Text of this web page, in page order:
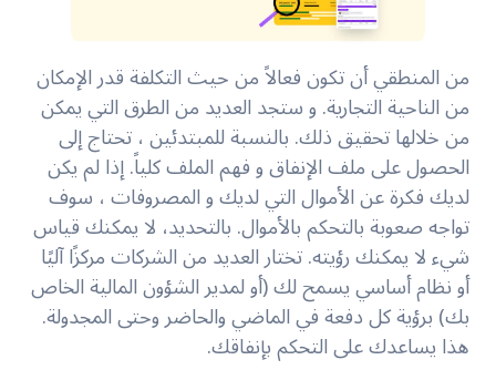
من المنطقي أن تكون فعالاً من حيث التكلفة قدر الإمكان
من الناحية التجارية. و ستجد العديد من الطرق التي يمكن
من خلالها تحقيق ذلك. بالنسبة للمبتدئين ، تحتاج إلى
الحصول على ملف الإنفاق و فهم الملف كلياً. إذا لم يكن
لديك فكرة عن الأموال التي لديك و المصروفات ، سوف
تواجه صعوبة بالتحكم بالأموال. بالتحديد، لا يمكنك قياس
شيء لا يمكنك رؤيته. تختار العديد من الشركات مركزًا آليًا
أو نظام أساسي يسمح لك (أو لمدير الشؤون المالية الخاص
بك) برؤية كل دفعة في الماضي والحاضر وحتى المجدولة.
هذا يساعدك على التحكم بإنفاقك.